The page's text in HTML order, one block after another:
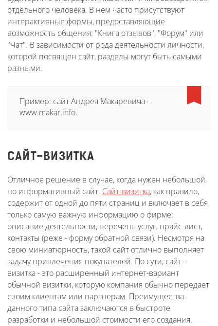
отдельного человека. В нем часто присутствуют
интерактивные формы, предоставляющие
возможность общения: "Книга отзывов", "Форум" или
"Чат". В зависимости от рода деятельности личности,
которой посвящен сайт, разделы могут быть самыми
разными.
Пример: сайт Андрея Макаревича -
www.makar.info.
САЙТ-ВИЗИТКА
Отличное решение в случае, когда нужен небольшой,
но информативный сайт. Сайт-визитка, как правило,
содержит от одной до пяти страниц и включает в себя
только самую важную информацию о фирме:
описание деятельности, перечень услуг, прайс-лист,
контакты (реже - форму обратной связи). Несмотря на
свою миниатюрность, такой сайт отлично выполняет
задачу привлечения покупателей. По сути, сайт-
визитка - это расширенный интернет-вариант
обычной визитки, которую компания обычно передает
своим клиентам или партнерам. Преимущества
данного типа сайта заключаются в быстроте
разработки и небольшой стоимости его создания.